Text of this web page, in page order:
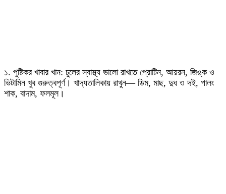
১. পুষ্টিকর খাবার খান: চুলের স্বাস্থ্য ভালো রাখতে প্রোটিন, আয়রন, জিঙ্ক ও
ভিটামিন খুব গুরুত্বপূর্ণ। খাদ্যতালিকায় রাখুন— ডিম, মাছ, দুধ ও দই, পালং
শাক, বাদাম, ফলমূল।